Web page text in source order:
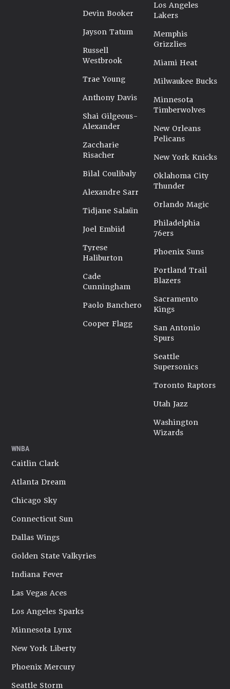
Devin Booker
Jayson Tatum
Russell
Westbrook
Trae Young
Anthony Davis
Shai Gilgeous-
Alexander
Zaccharie
Risacher
Bilal Coulibaly
Alexandre Sarr
Tidjane Salaün
Joel Embiid
Tyrese
Haliburton
Cade
Cunningham
Paolo Banchero
Cooper Flagg
Los Angeles
Lakers
Memphis
Grizzlies
Miami Heat
Milwaukee Bucks
Minnesota
Timberwolves
New Orleans
Pelicans
New York Knicks
Oklahoma City
Thunder
Orlando Magic
Philadelphia
76ers
Phoenix Suns
Portland Trail
Blazers
Sacramento
Kings
San Antonio
Spurs
Seattle
Supersonics
Toronto Raptors
Utah Jazz
Washington
Wizards
WNBA
Caitlin Clark
Atlanta Dream
Chicago Sky
Connecticut Sun
Dallas Wings
Golden State Valkyries
Indiana Fever
Las Vegas Aces
Los Angeles Sparks
Minnesota Lynx
New York Liberty
Phoenix Mercury
Seattle Storm